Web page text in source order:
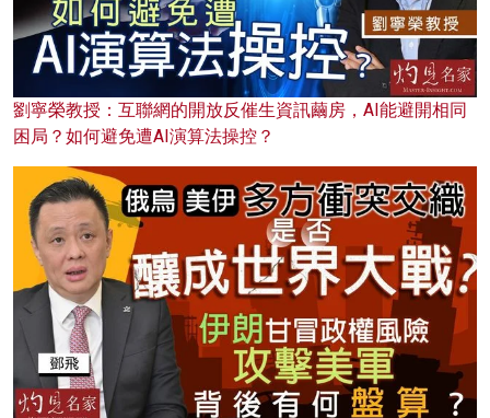
劉寧榮教授：互聯網的開放反催生資訊繭房，AI能避開相同
困局？如何避免遭AI演算法操控？